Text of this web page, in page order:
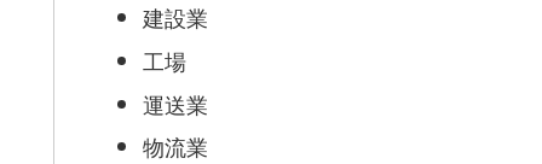
建設業
工場
運送業
物流業